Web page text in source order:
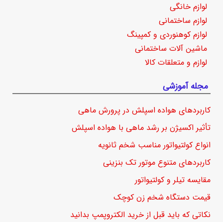
لوازم خانگی
لوازم ساختمانی
لوازم کوهنوردی و کمپینگ
ماشین آلات ساختمانی
لوازم و متعلقات کالا
مجله آموزشی
کاربردهای هواده اسپلش در پرورش ماهی
تأثیر اکسیژن بر رشد ماهی با هواده اسپلش
انواع کولتیواتور مناسب شخم ثانویه
کاربردهای متنوع موتور تک بنزینی
مقایسه تیلر و کولتیواتور
قیمت دستگاه شخم زن کوچک
نکاتی که باید قبل از خرید الکتروپمپ بدانید